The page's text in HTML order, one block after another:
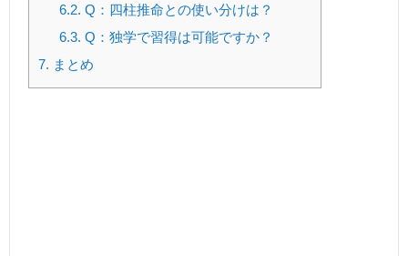
6.2. Q：四柱推命との使い分けは？
6.3. Q：独学で習得は可能ですか？
7. まとめ